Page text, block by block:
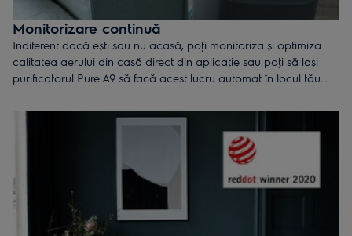
Monitorizare continuă
Indiferent dacă ești sau nu acasă, poţi monitoriza și optimiza
calitatea aerului din casă direct din aplicaţie sau poţi să lași
purificatorul Pure A9 să facă acest lucru automat în locul tău.
rapoarte inteligente sau poţi, pur și simplu, ajusta preferinţele.
Notificările inteligente te vor ajuta să afli mai multe despre
calitatea aerului din casa ta. Aplicaţia Pure A9 este asistentul